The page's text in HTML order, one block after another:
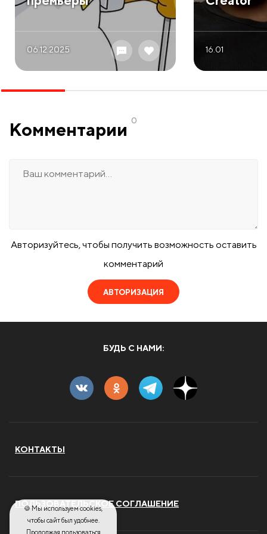
06.12 2025 16.01
Комментарии 0
Авторизуйтесь, чтобы получить возможность оставить
комментарий
АВТОРИЗАЦИЯ
БУДЬ С НАМИ:
КОНТАКТЫ
ПОЛЬЗОВАТЕЛЬСКОЕ СОГЛАШЕНИЕ
🍪 Мы используем cookies,
чтобы сайт был удобнее.
Продолжая пользоваться